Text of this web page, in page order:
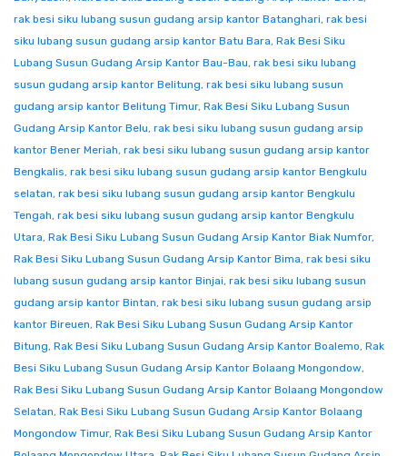
rak besi siku lubang susun gudang arsip kantor Batanghari, rak besi
siku lubang susun gudang arsip kantor Batu Bara, Rak Besi Siku
Lubang Susun Gudang Arsip Kantor Bau-Bau, rak besi siku lubang
susun gudang arsip kantor Belitung, rak besi siku lubang susun
gudang arsip kantor Belitung Timur, Rak Besi Siku Lubang Susun
Gudang Arsip Kantor Belu, rak besi siku lubang susun gudang arsip
kantor Bener Meriah, rak besi siku lubang susun gudang arsip kantor
Bengkalis, rak besi siku lubang susun gudang arsip kantor Bengkulu
selatan, rak besi siku lubang susun gudang arsip kantor Bengkulu
Tengah, rak besi siku lubang susun gudang arsip kantor Bengkulu
Utara, Rak Besi Siku Lubang Susun Gudang Arsip Kantor Biak Numfor,
Rak Besi Siku Lubang Susun Gudang Arsip Kantor Bima, rak besi siku
lubang susun gudang arsip kantor Binjai, rak besi siku lubang susun
gudang arsip kantor Bintan, rak besi siku lubang susun gudang arsip
kantor Bireuen, Rak Besi Siku Lubang Susun Gudang Arsip Kantor
Bitung, Rak Besi Siku Lubang Susun Gudang Arsip Kantor Boalemo, Rak
Besi Siku Lubang Susun Gudang Arsip Kantor Bolaang Mongondow,
Rak Besi Siku Lubang Susun Gudang Arsip Kantor Bolaang Mongondow
Selatan, Rak Besi Siku Lubang Susun Gudang Arsip Kantor Bolaang
Mongondow Timur, Rak Besi Siku Lubang Susun Gudang Arsip Kantor